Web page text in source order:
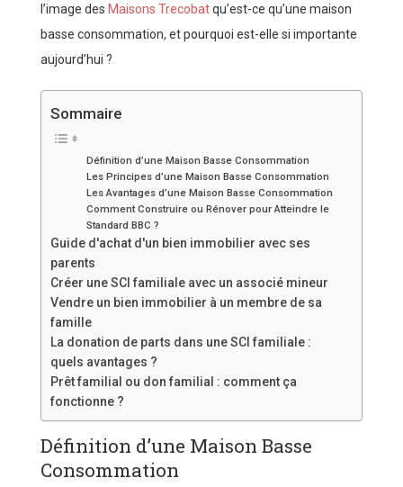
l’image des Maisons Trecobatqu’est-ce qu’une maison
basse consommation, et pourquoi est-elle si importante
aujourd’hui ?
Sommaire
Définition d’une Maison Basse Consommation
Les Principes d’une Maison Basse Consommation
Les Avantages d’une Maison Basse Consommation
Comment Construire ou Rénover pour Atteindre le
Standard BBC ?
Guide d'achat d'un bien immobilier avec ses
parents
Créer une SCI familiale avec un associé mineur
Vendre un bien immobilier à un membre de sa
famille
La donation de parts dans une SCI familiale :
quels avantages ?
Prêt familial ou don familial : comment ça
fonctionne ?
Définition d’une Maison Basse
Consommation